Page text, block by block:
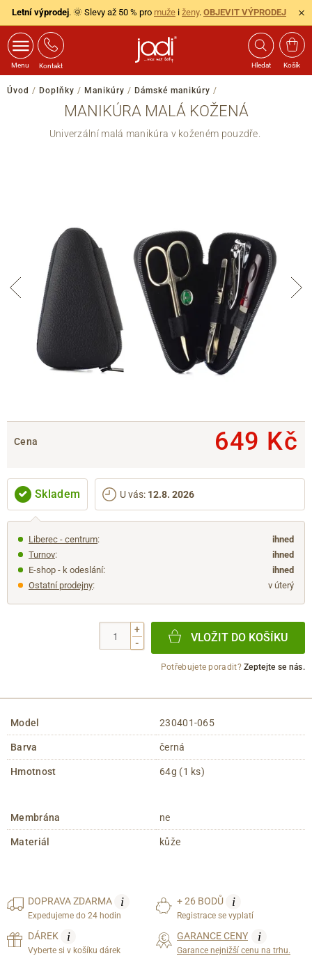
Letní výprodej. 🌞 Slevy až 50 % pro muže i ženy. OBJEVIT VÝPRODEJ
Menu Kontakt Hledat Košík
Úvod / Doplňky / Manikúry / Dámské manikúry /
MANIKÚRA MALÁ KOŽENÁ
Univerzální malá manikúra v koženém pouzdře.
Cena 649 Kč
Skladem U vás: 12.8. 2026
Liberec - centrum:
ihned
Turnov:
ihned
E-shop - k odeslání:
ihned
Ostatní prodejny: v úterý
+
-
VLOŽIT DO KOŠÍKU
Potřebujete poradit?Zeptejte se nás.
Model 230401-065
Barva černá
Hmotnost 64g (1 ks)
Membrána ne
Materiál kůže
DOPRAVAZDARMA i
Expedujeme do 24 hodin
+ 26 BODŮ i
Registrace se vyplatí
DÁREK i
Vyberte si v košíku dárek
GARANCE CENY i
Garance nejnižší cenu na trhu.